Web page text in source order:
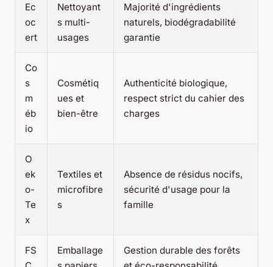
Ec
oc
ert
Nettoyant
s multi-
usages
Majorité d'ingrédients
naturels, biodégradabilité
garantie
Co
s
m
éb
io
Cosmétiq
ues et
bien-être
Authenticité biologique,
respect strict du cahier des
charges
O
ek
o-
Te
x
Textiles et
microfibre
s
Absence de résidus nocifs,
sécurité d'usage pour la
famille
FS
Emballage
Gestion durable des forêts